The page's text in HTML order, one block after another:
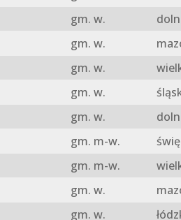
gm. w.
gm. w.
gm. w.
gm. w.
gm. w.
gm. m-w.
gm. m-w.
gm. w.
gm. w.